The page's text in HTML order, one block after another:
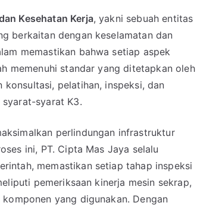
Kesehatan Kerja, yakni sebuah entitas
berkaitan dengan keselamatan dan
memastikan bahwa setiap aspek
memenuhi standar yang ditetapkan oleh
konsultasi, pelatihan, inspeksi, dan
syarat K3.
perlindungan infrastruktur
ini, PT. Cipta Mas Jaya selalu
memastikan setiap tahap inspeksi
pemeriksaan kinerja mesin sekrap,
yang digunakan. Dengan